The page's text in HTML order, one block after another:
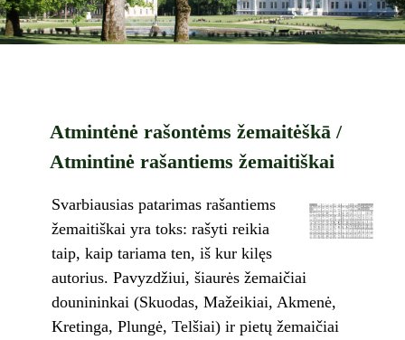
Atmintėnė rašontėms žemaitėškā /
Atmintinė rašantiems žemaitiškai
Svarbiausias patarimas rašantiems
žemaitiškai yra toks: rašyti reikia
taip, kaip tariama ten, iš kur kilęs
autorius. Pavyzdžiui, šiaurės žemaičiai
dounininkai (Skuodas, Mažeikiai, Akmenė,
Kretinga, Plungė, Telšiai) ir pietų žemaičiai